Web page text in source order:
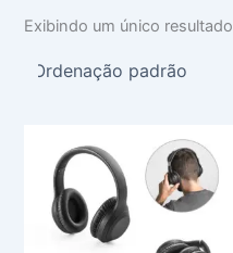
Exibindo um único resultado